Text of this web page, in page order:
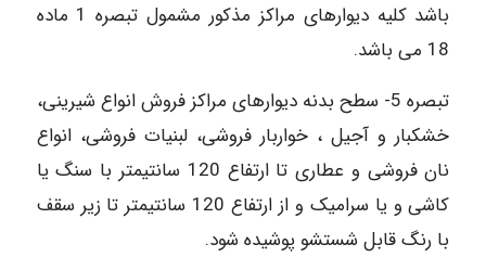
باشد کلیه دیوارهای مراکز مذکور مشمول تبصره 1 ماده
18 می باشد.
تبصره 5- سطح بدنه دیوارهای مراکز فروش انواع شیرینی،
خشکبار و آجیل ، خواربار فروشی، لبنیات فروشی، انواع
نان فروشی و عطاری تا ارتفاع 120 سانتیمتر با سنگ یا
کاشی و یا سرامیک و از ارتفاع 120 سانتیمتر تا زیر سقف
با رنگ قابل شستشو پوشیده شود.